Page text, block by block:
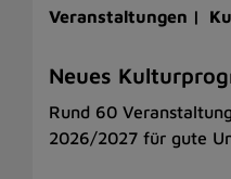
Veranstaltungen |
Neues
Rund 60
2026/2027 für gute